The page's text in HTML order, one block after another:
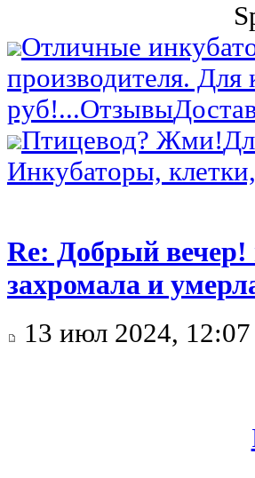
Отличные
производителя. Для
руб!...Отзывы
Птицевод? Жми!
Инкубаторы,
Re: Добрый
захромала и
13 июл 2024, 12:07